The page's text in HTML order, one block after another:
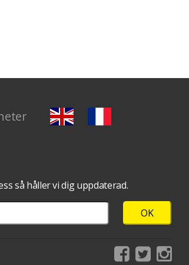
så håller vi dig uppdaterad.